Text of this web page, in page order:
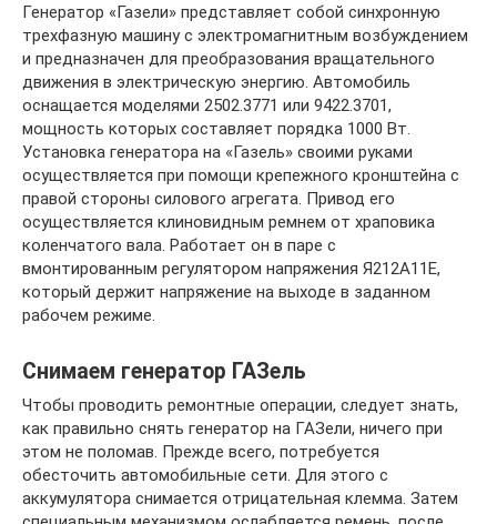
Генератор «Газели» представляет собой синхронную
трехфазную машину с электромагнитным возбуждением
и предназначен для преобразования вращательного
движения в электрическую энергию. Автомобиль
оснащается моделями 2502.3771 или 9422.3701,
мощность которых составляет порядка 1000 Вт.
Установка генератора на «Газель» своими руками
осуществляется при помощи крепежного кронштейна с
правой стороны силового агрегата. Привод его
осуществляется клиновидным ремнем от храповика
коленчатого вала. Работает он в паре с
вмонтированным регулятором напряжения Я212А11Е,
который держит напряжение на выходе в заданном
рабочем режиме.
Снимаем генератор ГАЗель
Чтобы проводить ремонтные операции, следует знать,
как правильно снять генератор на ГАЗели, ничего при
этом не поломав. Прежде всего, потребуется
обесточить автомобильные сети. Для этого с
аккумулятора снимается отрицательная клемма. Затем